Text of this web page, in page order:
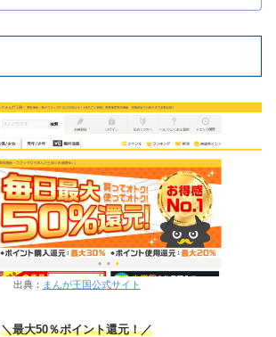
出典： まんが王国公式サイト
＼最大50％ポイント還元！／